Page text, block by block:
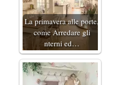
La primavera alle porte,
come Arredare gli
nterni ed…